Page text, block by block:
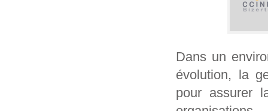
Dans un
évolution, la
pour assurer